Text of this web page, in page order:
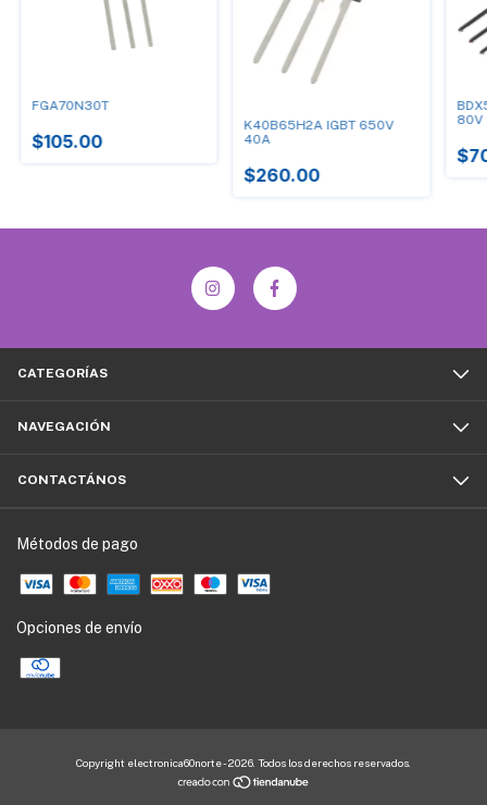
FGA70N30T
$105.00
K40B65H2A IGBT 650V
40A
$260.00
80V
CATEGORÍAS
NAVEGACIÓN
CONTACTÁNOS
Métodos de pago
Opciones de envío
Copyright electronica60norte - 2026. Todos los derechos reservados.